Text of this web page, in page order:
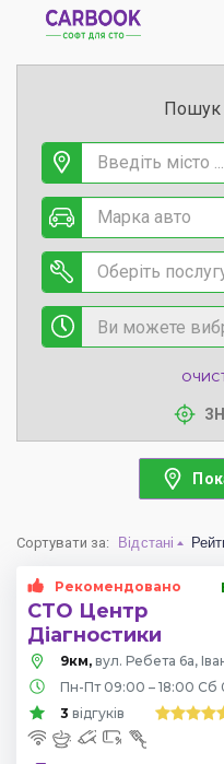
Пошук
Введіть місто ...
Марка авто
Оберіть
Сортувати за: Відстані
Рекомендовано
СТО Центр
Діагностики
9км, вул. Ребета 6а,
Пн-Пт 09:00 – 18:00 Сб
3 відгуків